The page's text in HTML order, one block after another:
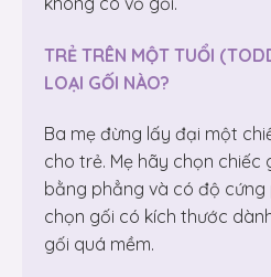
TRẺ TRÊN MỘT TUỔI
LOẠI GỐI NÀO?
Ba mẹ đừng lấy đại một
cho trẻ. Mẹ hãy chọn chiếc
bằng phẳng và có độ cứng
chọn gối có kích thước
gối quá mềm.